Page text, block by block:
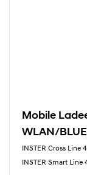
Mobile
WLAN/
INSTER Cross
INSTER Smart Line